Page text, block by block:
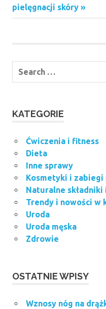
Post:
pielęgnacji skóry
KATEGORIE
Ćwiczenia i fitness
Dieta
Inne sprawy
Kosmetyki i
Naturalne składniki
Trendy i nowości w
Uroda
Uroda męska
Zdrowie
OSTATNIE WPISY
Wznosy nóg na